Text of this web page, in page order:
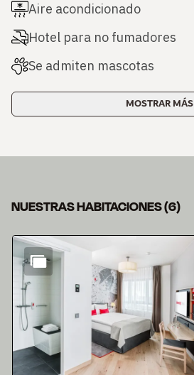
Aire acondicionado
Hotel para no fumadores
Se admiten mascotas
MOSTRAR MÁS
NUESTRAS HABITACIONES(6)
Diapositiva 1 de 6